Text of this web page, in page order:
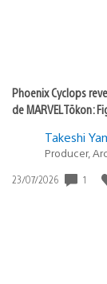
Phoenix Cyclops
de MARVEL Tōkon:
Takeshi
Producer,
Data
23/07/2026 1